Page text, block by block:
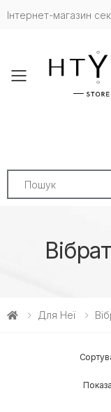
Інтернет-магазин
Toggle
Search
Для Неї